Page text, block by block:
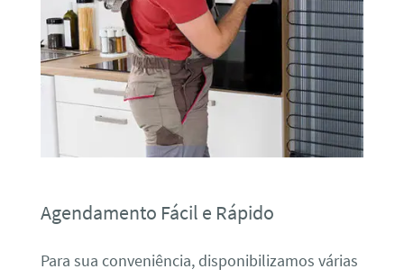
Agendamento Fácil e Rápido
Para sua conveniência, disponibilizamos várias